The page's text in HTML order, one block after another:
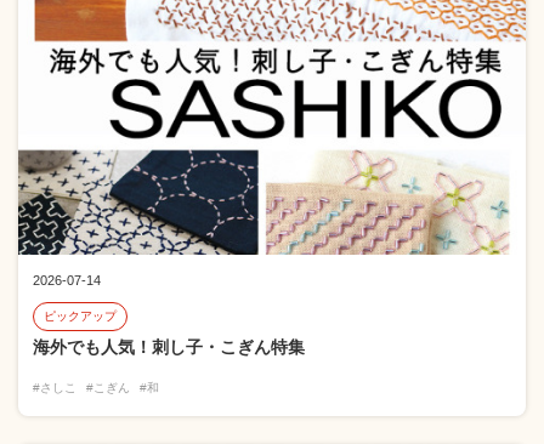
2026-07-14
ピックアップ
海外でも人気！刺し子・こぎん特集
#さしこ #こぎん #和